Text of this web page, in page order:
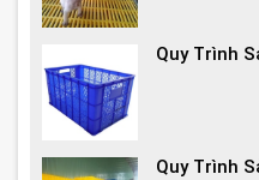
Quy Trình
Quy Trình